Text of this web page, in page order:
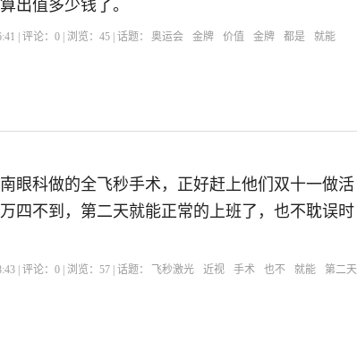
出值多少钱了。
| 评论：0 | 浏览：45 | 话题： 奥运会 金牌 价值 金牌 都是 就能
眼科做的全飞秒手术，正好赶上他们双十一做活
四不到，第二天就能正常的上班了，也不耽误时
| 评论：0 | 浏览：57 | 话题： 飞秒激光 近视 手术 也不 就能 第二天